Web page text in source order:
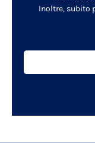
Inoltre, subito